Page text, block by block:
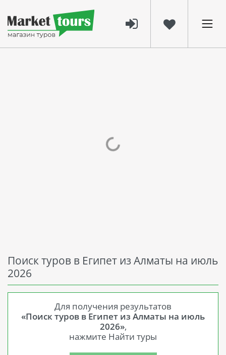
Поиск туров в Египет из Алматы на июль
2026
Для получения результатов
«Поиск туров в Египет из Алматы на июль
2026»,
нажмите Найти туры